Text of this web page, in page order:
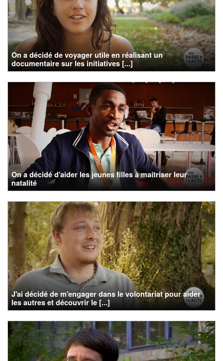
On a décidé de voyager utile en réalisant un
documentaire sur les initiatives [...]
On a décidé d'aider les jeunes filles à maitriser leur
natalité
J'ai décidé de m'engager dans le volontariat pour aider
les autres et découvrir le [...]